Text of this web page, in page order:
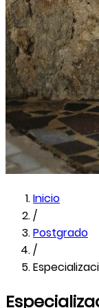
Inicio
/
Postgrado
/